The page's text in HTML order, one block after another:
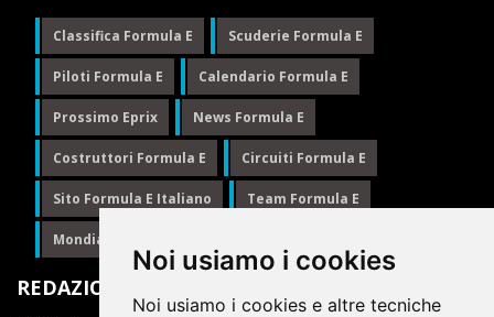
Noi usiamo i cookies
Noi usiamo i cookies e altre tecniche
Classifica Formula E Scuderie Formula E
Piloti Formula E Calendario Formula E
Prossimo Eprix News Formula E
Costruttori Formula E Circuiti Formula E
Sito Formula E Italiano Team Formula E
Mondiale Formula E
REDAZIONE